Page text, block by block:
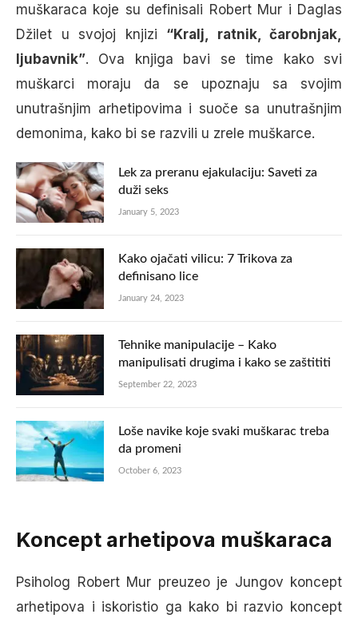
muškaraca koje su definisali Robert Mur i Daglas
Džilet u svojoj knjizi “Kralj, ratnik, čarobnjak,
ljubavnik”. Ova knjiga bavi se time kako svi
muškarci moraju da se upoznaju sa svojim
unutrašnjim arhetipovima i suoče sa unutrašnjim
demonima, kako bi se razvili u zrele muškarce.
Lek za preranu ejakulaciju: Saveti za
duži seks
January 5, 2023
Kako ojačati vilicu: 7 Trikova za
definisano lice
January 24, 2023
Tehnike manipulacije – Kako
manipulisati drugima i kako se zaštititi
September 22, 2023
Loše navike koje svaki muškarac treba
da promeni
October 6, 2023
Koncept arhetipova muškaraca
Psiholog Robert Mur preuzeo je Jungov koncept
arhetipova i iskoristio ga kako bi razvio koncept